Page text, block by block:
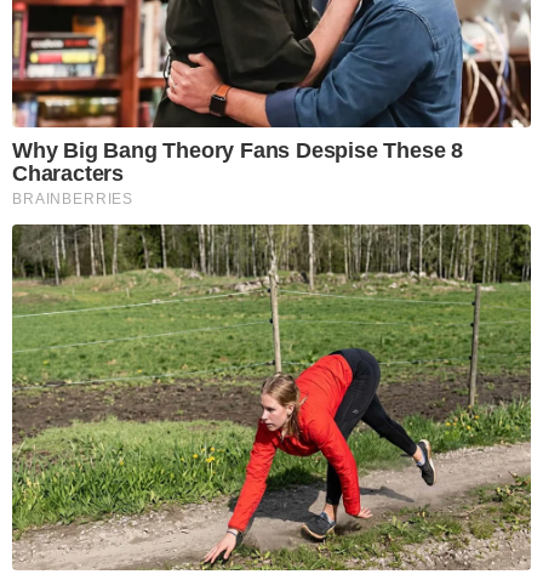
Why Big Bang Theory Fans Despise These 8
Characters
BRAINBERRIES